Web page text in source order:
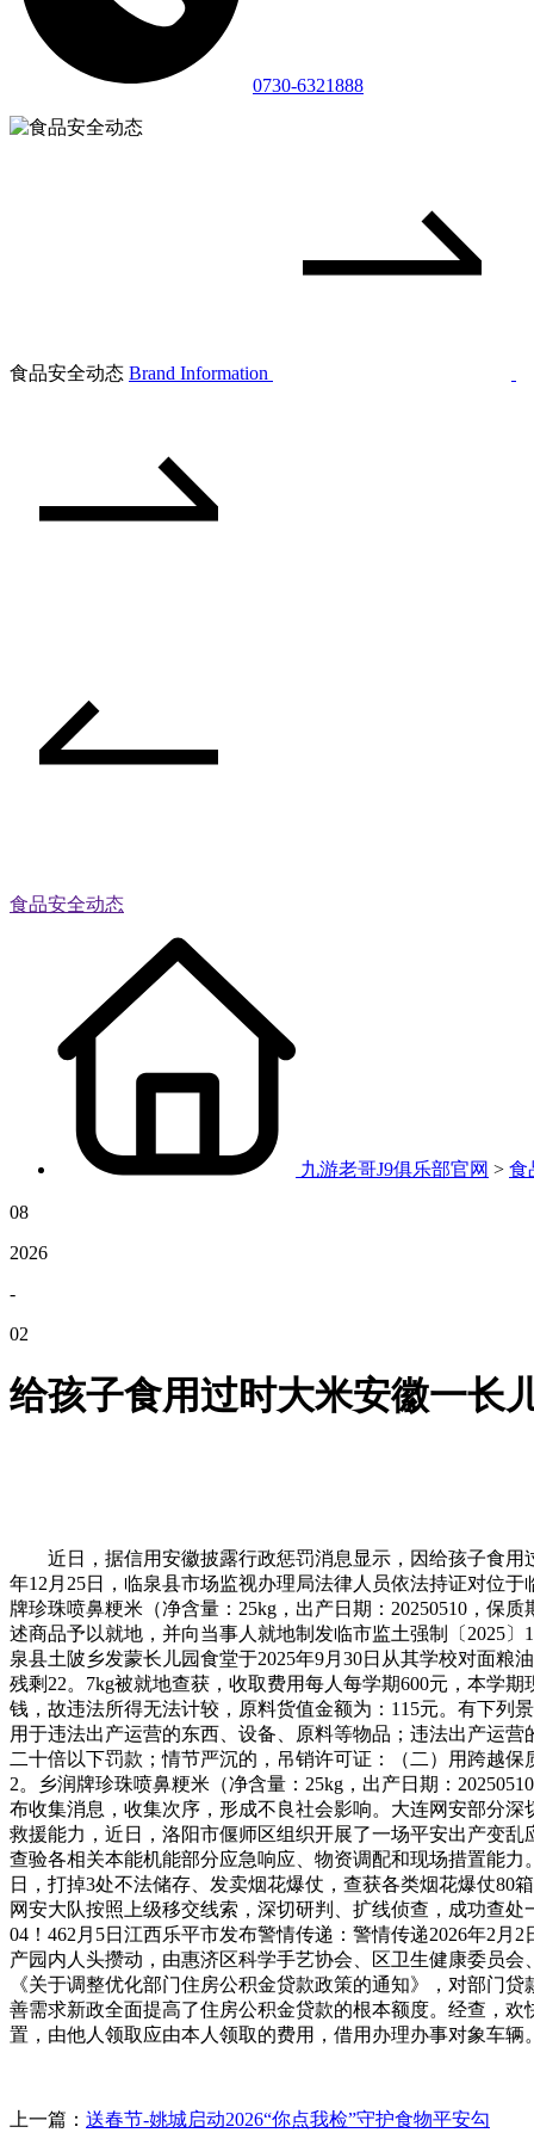
0730-6321888
食品安全动态 Brand Information
食品安全动态
九游老哥J9俱乐部官网 > 食
08
2026
-
02
给孩子食用过时大米安徽一长
近日，据信用安徽披露行政惩罚消息显示，因给孩子食用
年12月25日，临泉县市场监视办理局法律人员依法持证对位
牌珍珠喷鼻粳米（净含量：25kg，出产日期：20250510，保
述商品予以就地，并向当事人就地制发临市监土强制〔2025
泉县土陂乡发蒙长儿园食堂于2025年9月30日从其学校对面粮
残剩22。7kg被就地查获，收取费用每人每学期600元，本学
钱，故违法所得无法计较，原料货值金额为：115元。有下列
用于违法出产运营的东西、设备、原料等物品；违法出产运
二十倍以下罚款；情节严沉的，吊销许可证：（二）用跨越
2。乡润牌珍珠喷鼻粳米（净含量：25kg，出产日期：
布收集消息，收集次序，形成不良社会影响。大连网安部分
救援能力，近日，洛阳市偃师区组织开展了一场平安出产变
查验各相关本能机能部分应急响应、物资调配和现场措置能
日，打掉3处不法储存、发卖烟花爆仗，查获各类烟花爆仗
网安大队按照上级移交线索，深切研判、扩线侦查，成功查
04！462月5日江西乐平市发布警情传递：警情传递2026年2
产园内人头攒动，由惠济区科学手艺协会、区卫生健康委员
《关于调整优化部门住房公积金贷款政策的通知》，对部门
善需求新政全面提高了住房公积金贷款的根本额度。经查，
置，由他人领取应由本人领取的费用，借用办理办事对象车辆
上一篇： 送春节-姚城启动2026“你点我检”守护食物平安勾